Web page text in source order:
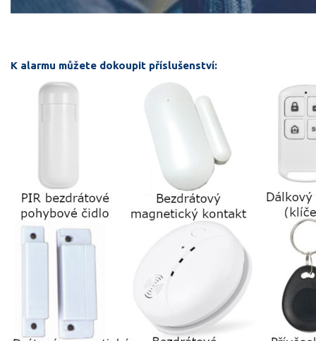
K alarmu můžete dokoupit příslušenství: